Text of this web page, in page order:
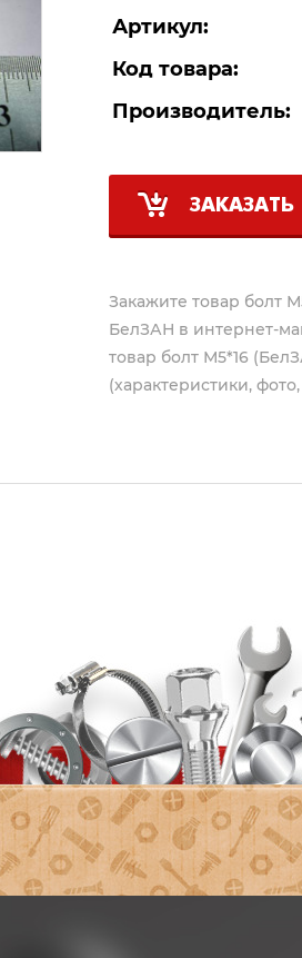
Артикул:
Код товара:
Производитель:
ЗАКАЗАТЬ
Закажите товар болт
БелЗАН в интернет-
товар болт М5*16
(характеристики,